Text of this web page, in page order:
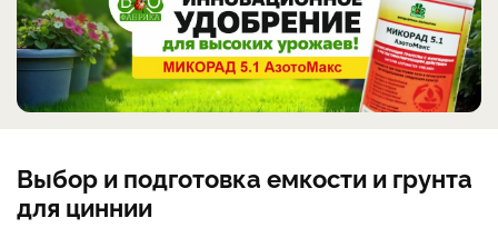
Выбор и подготовка емкости и грунта
для циннии